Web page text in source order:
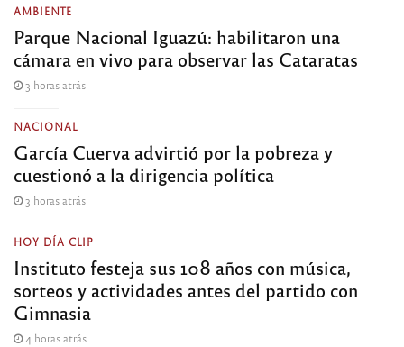
AMBIENTE
Parque Nacional Iguazú: habilitaron una
cámara en vivo para observar las Cataratas
3 horas atrás
NACIONAL
García Cuerva advirtió por la pobreza y
cuestionó a la dirigencia política
3 horas atrás
HOY DÍA CLIP
Instituto festeja sus 108 años con música,
sorteos y actividades antes del partido con
Gimnasia
4 horas atrás